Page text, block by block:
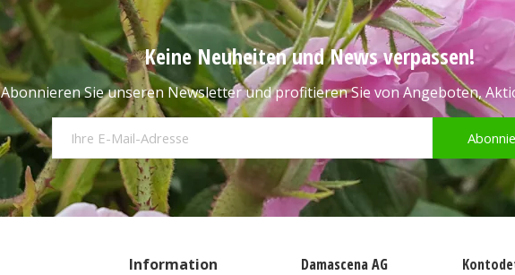
Keine Neuheiten und News verpassen!
Abonnieren Sie unseren Newsletter und profitieren Sie von Angeboten,
Information Damascena AG